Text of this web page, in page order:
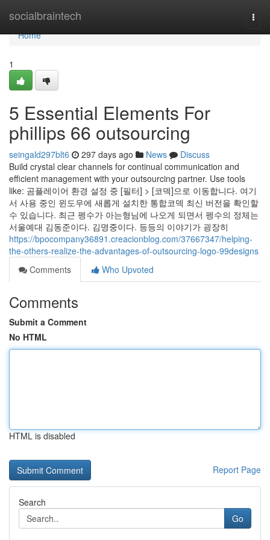
socialbraintech
Home
Home
1
5 Essential Elements For
phillips 66 outsourcing
seingald297blt6 297 days ago News
Discuss
Build crystal clear channels for continual communication and
efficient management with your outsourcing partner. Use tools
like: 곰플레이어 환경 설정 중 [필터] > [코덱]으로 이동합니다. 여기
서 사용 중인 윈도우에 새롭게 설치한 통합코덱 최신 버전을 확인할
수 있습니다. 최근 펭수가 아는형님에 나오게 되면서 펭수의 정체는
서울예대 김동준이다. 김명중이다. 등등의 이야기가 굉장히
https://bpocompany36891.creacionblog.com/37667347/helping-
the-others-realize-the-advantages-of-outsourcing-logo-99designs
Comments
Who Upvoted
Comments
Submit a Comment
No HTML
HTML is disabled
Report Page
Search
Go